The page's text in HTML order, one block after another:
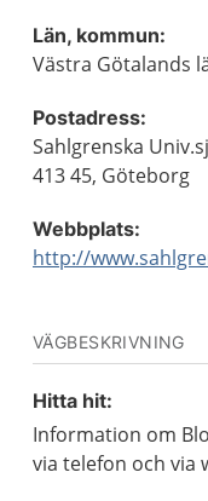
Län, kommun:
Västra Götalands
Postadress:
Sahlgrenska
413 45, Göteborg
Webbplats:
http://
VÄGBESKRIVNING
Hitta hit:
Information om
via telefon och via